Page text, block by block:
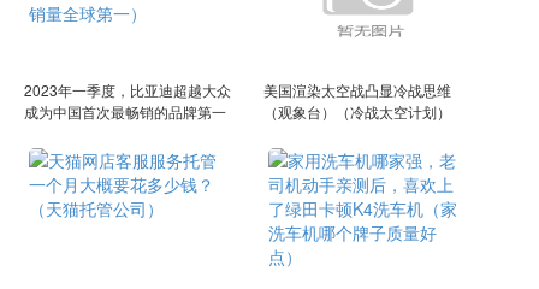
2023年一季度，比亚迪超越大众
成为中国首次最畅销的品牌第一
美国渲染太空战凸显冷战思维
（观象台）（冷战太空计划）